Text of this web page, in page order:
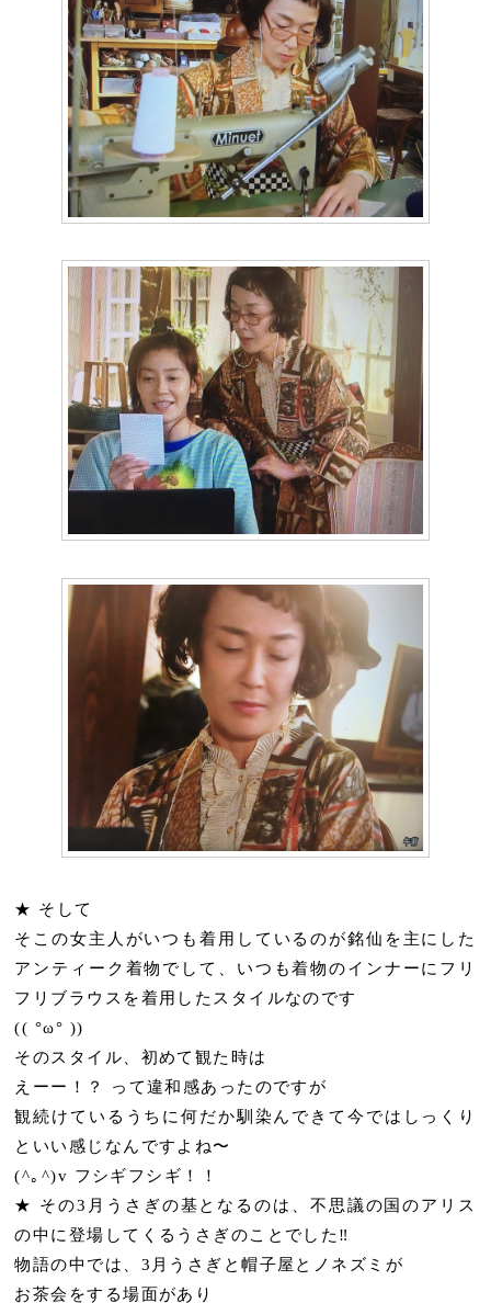
★ そして
そこの女主人がいつも着用しているのが銘仙を主にした
アンティーク着物でして、いつも着物のインナーにフリ
フリブラウスを着用したスタイルなのです
(( °ω° ))
そのスタイル、初めて観た時は
えーー！？ って違和感あったのですが
観続けているうちに何だか馴染んできて今ではしっくり
といい感じなんですよね〜
(^｡^)v フシギフシギ！！
★ その3月うさぎの基となるのは、不思議の国のアリス
の中に登場してくるうさぎのことでした‼︎
物語の中では、3月うさぎと帽子屋とノネズミが
お茶会をする場面があり